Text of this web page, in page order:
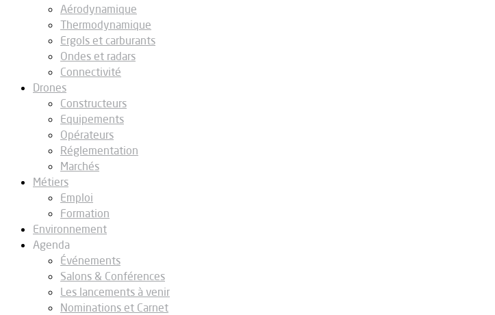
Aérodynamique
Thermodynamique
Ergols et carburants
Ondes et radars
Connectivité
Drones
Constructeurs
Equipements
Opérateurs
Réglementation
Marchés
Métiers
Emploi
Formation
Environnement
Agenda
Événements
Salons & Conférences
Les lancements à venir
Nominations et Carnet